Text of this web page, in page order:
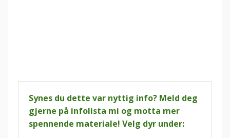
Synes du dette var nyttig info? Meld deg
gjerne på infolista mi og motta mer
spennende materiale! Velg dyr under: